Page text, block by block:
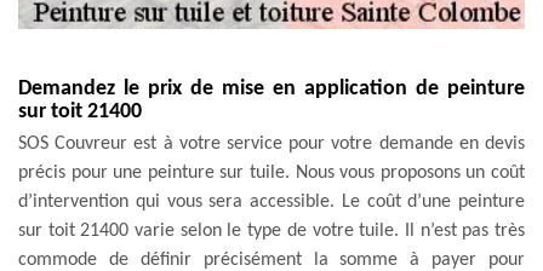
Demandez le prix de mise en application de peinture
sur toit 21400
SOS Couvreur est à votre service pour votre demande en devis
précis pour une peinture sur tuile. Nous vous proposons un coût
d’intervention qui vous sera accessible. Le coût d’une peinture
sur toit 21400 varie selon le type de votre tuile. Il n’est pas très
commode de définir précisément la somme à payer pour